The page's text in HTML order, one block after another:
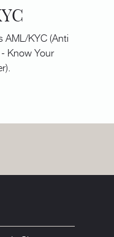
AML/KYC (Anti
Know Your